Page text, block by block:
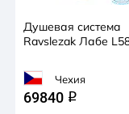
Душевая система
Ravslezak Лабе
Чехия
69840 q